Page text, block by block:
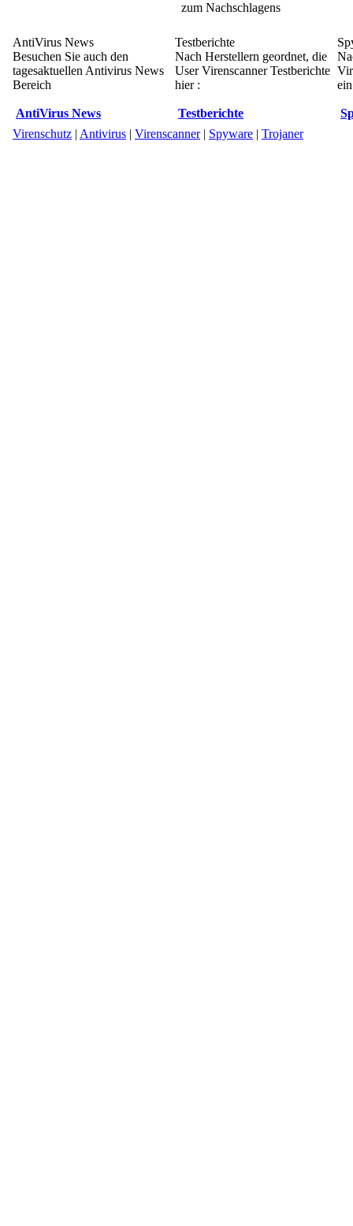
zum Nachschlagens
AntiVirus News
Besuchen Sie auch den
tagesaktuellen Antivirus News
Bereich
AntiVirus News
Testberichte
Nach Herstellern geordnet, die
User Virenscanner Testberichte
hier :
Testberichte
Virenschutz | Antivirus | Virenscanner| Spyware | Trojaner